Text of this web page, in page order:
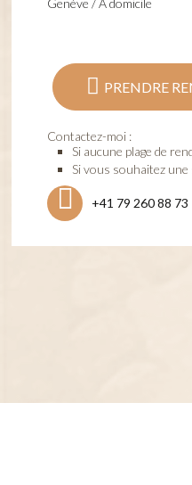
Genève / A domicile
PRENDRE
Contactez-moi :
Si aucune plage de
Si vous souhaitez une
+41 79 260 88 73